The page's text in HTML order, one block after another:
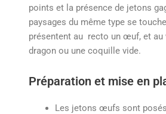
points et la présence de jetons
paysages du même type se
présentent au recto un œuf, et au
dragon ou une coquille vide.
Préparation et mise en
Les jetons œufs sont